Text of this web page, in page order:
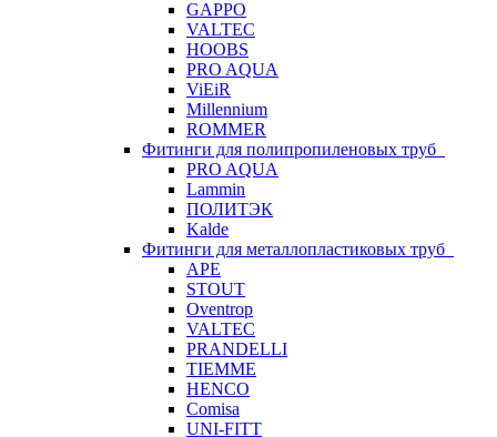
GAPPO
VALTEC
HOOBS
PRO AQUA
ViEiR
Millennium
ROMMER
Фитинги для полипропиленовых труб
PRO AQUA
Lammin
ПОЛИТЭК
Kalde
Фитинги для металлопластиковых труб
APE
STOUT
Oventrop
VALTEC
PRANDELLI
TIEMME
HENCO
Comisa
UNI-FITT